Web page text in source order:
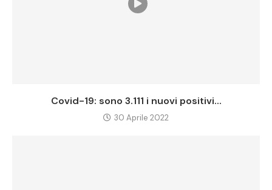
Covid-19: sono 3.111 i nuovi positivi...
30 Aprile 2022